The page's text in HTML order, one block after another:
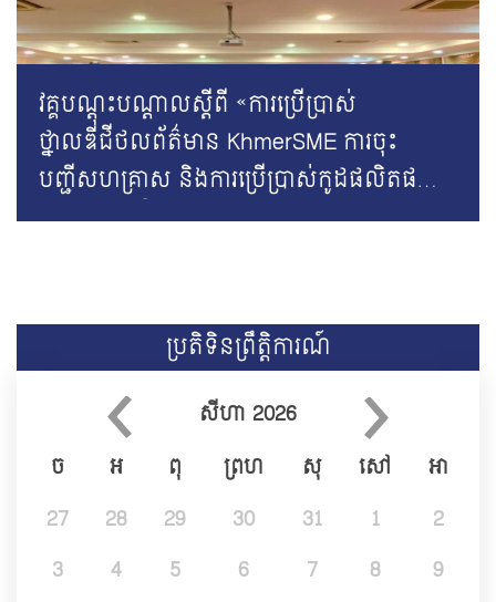
វគ្គបណ្តុះបណ្តាលស្តីពី «ការប្រើប្រាស់
ថ្នាលឌីជីថលព័ត៌មាន KhmerSME ការចុះ
បញ្ជីសហគ្រាស និងការប្រើប្រាស់កូដផលិតផល
តាមស្តង់ដារវិស័យសេដ្ឋកិច្ចកម្ពុជា»
ប្រតិទិនព្រឹត្តិការណ៍
សីហា 2026
ច
អ ពុ ព្រហ សុ សៅ
អា
27
28 29 30 31 1
2
3
4 5 6 7 8
9